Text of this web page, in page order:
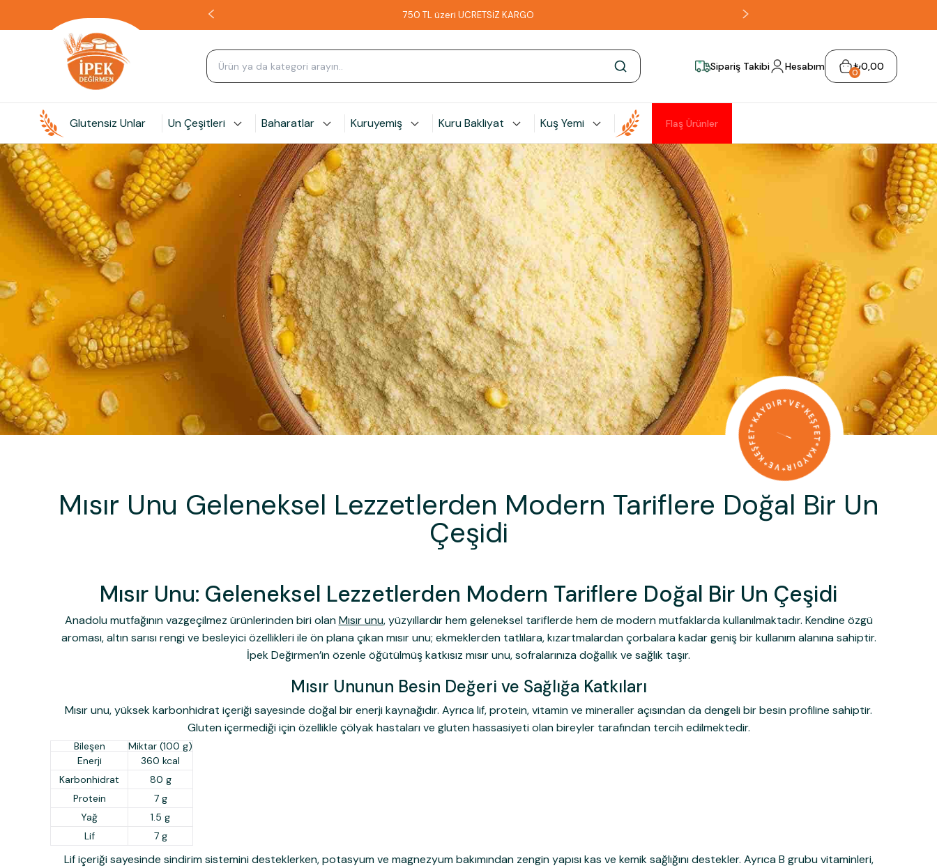
750 TL üzeri ÜCRETSİZ KARGO
Sipariş Takibi Hesabım 0₺0,00
Glutensiz Unlar Un Çeşitleri Baharatlar Kuruyemiş Kuru Bakliyat Kuş Yemi Flaş Ürünler
Mısır Unu Geleneksel Lezzetlerden Modern Tariflere Doğal Bir Un
Çeşidi
Mısır Unu: Geleneksel Lezzetlerden Modern Tariflere Doğal Bir Un Çeşidi
Anadolu mutfağının vazgeçilmez ürünlerinden biri olanMısır unu, yüzyıllardır hem geleneksel tariflerde hem de modern mutfaklarda kullanılmaktadır. Kendine özgü
aroması, altın sarısı rengi ve besleyici özellikleri ile ön plana çıkan mısır unu; ekmeklerden tatlılara, kızartmalardan çorbalara kadar geniş bir kullanım alanına sahiptir.
İpek Değirmen’in özenle öğütülmüş katkısız mısır unu, sofralarınıza doğallık ve sağlık taşır.
Mısır Ununun Besin Değeri ve Sağlığa Katkıları
Mısır unu, yüksek karbonhidrat içeriği sayesinde doğal bir enerji kaynağıdır. Ayrıca lif, protein, vitamin ve mineraller açısından da dengeli bir besin profiline sahiptir.
Gluten içermediği için özellikle çölyak hastaları ve gluten hassasiyeti olan bireyler tarafından tercih edilmektedir.
Bileşen
Miktar (100 g)
Enerji
360 kcal
Karbonhidrat
80 g
Protein
7 g
Yağ
1.5 g
Lif
7 g
Lif içeriği sayesinde sindirim sistemini desteklerken, potasyum ve magnezyum bakımından zengin yapısı kas ve kemik sağlığını destekler. Ayrıca B grubu vitaminleri,